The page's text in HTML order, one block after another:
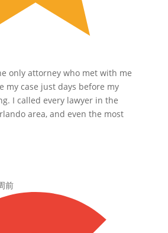
only attorney who met with me
my case just days before my
I called every lawyer in the
area, and even the most
前